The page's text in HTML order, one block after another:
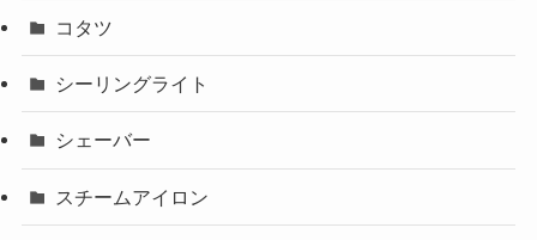
コタツ
シーリングライト
シェーバー
スチームアイロン